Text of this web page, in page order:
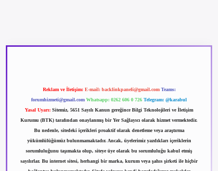
Reklam ve İletişim: E-mail: backlinkpaneli@gmail.com Teams:
forumhizmeti@gmail.com Whatsapp: 0262 606 0 726 Telegram: @karabul
Yasal Uyarı: Sitemiz, 5651 Sayılı Kanun gereğince Bilgi Teknolojileri ve İletişim
Kurumu (BTK) tarafından onaylanmış bir Yer Sağlayıcı olarak hizmet vermektedir.
Bu nedenle, sitedeki içerikleri proaktif olarak denetleme veya araştırma
yükümlülüğümüz bulunmamaktadır. Ancak, üyelerimiz yazdıkları içeriklerin
sorumluluğunu taşımakta olup, siteye üye olarak bu sorumluluğu kabul etmiş
sayılırlar. Bu internet sitesi, herhangi bir marka, kurum veya şahıs şirketi ile hiçbir